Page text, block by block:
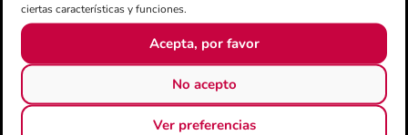
ciertas características y funciones.
Acepta, por favor
No acepto
Ver preferencias